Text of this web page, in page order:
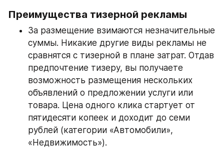
Преимущества тизерной рекламы
За размещение взимаются незначительные
суммы. Никакие другие виды рекламы не
сравнятся с тизерной в плане затрат. Отдав
предпочтение тизеру, вы получаете
возможность размещения нескольких
объявлений о предложении услуги или
товара. Цена одного клика стартует от
пятидесяти копеек и доходит до семи
рублей (категории «Автомобили»,
«Недвижимость»).